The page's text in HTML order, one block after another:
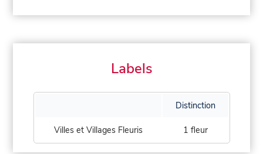
Labels
Distinction
Villes et Villages Fleuris 1 fleur